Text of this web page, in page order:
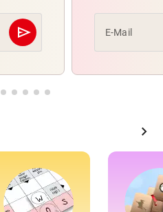
send
Abschicken E-Mail
chevron_right